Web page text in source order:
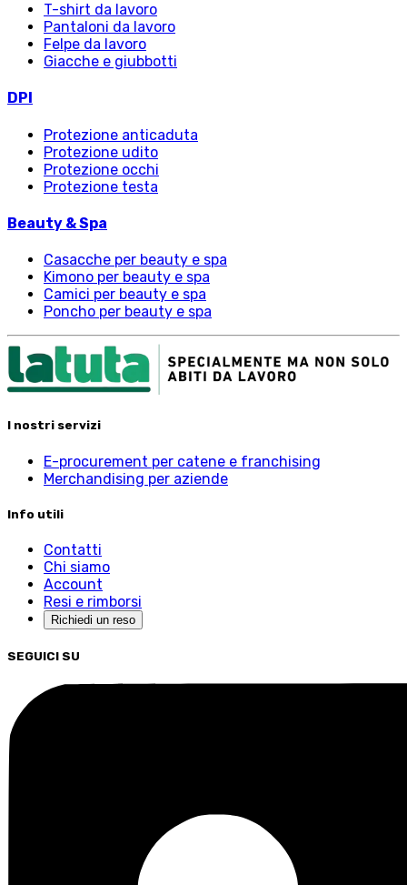
T-shirt da lavoro
Pantaloni da lavoro
Felpe da lavoro
Giacche e giubbotti
DPI
Protezione anticaduta
Protezione udito
Protezione occhi
Protezione testa
Beauty & Spa
Casacche per beauty e spa
Kimono per beauty e spa
Camici per beauty e spa
Poncho per beauty e spa
I nostri servizi
E-procurement per catene e franchising
Merchandising per aziende
Info utili
Contatti
Chi siamo
Account
Resi e rimborsi
Richiedi un reso
SEGUICI SU